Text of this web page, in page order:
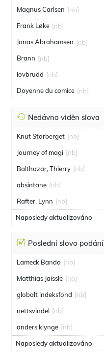
Magnus Carlsen [nb]
Frank Løke [nb]
Jonas Abrahamsen [nb]
Brann [nb]
lovbrudd [nb]
Doyenne du comice [nb]
Nedávno viděn slova
Knut Storberget [nb]
Journey of magi [nb]
Balthazar, Thierry [nb]
absintane [nb]
Rafter, Lynn [nb]
Naposledy aktualizováno
Poslední slovo podání
Lameck Banda [nb]
Matthias Jaissle [nb]
globalt indeksfond [nb]
nettsvindel [nb]
anders klynge [nb]
Naposledy aktualizováno